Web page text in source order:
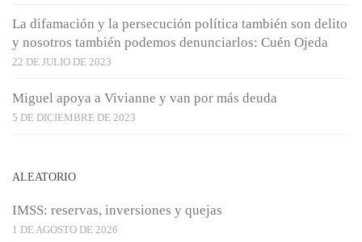
La difamación y la persecución política también son delito
y nosotros también podemos denunciarlos: Cuén Ojeda
22 DE JULIO DE 2023
Miguel apoya a Vivianne y van por más deuda
5 DE DICIEMBRE DE 2023
ALEATORIO
IMSS: reservas, inversiones y quejas
1 DE AGOSTO DE 2026